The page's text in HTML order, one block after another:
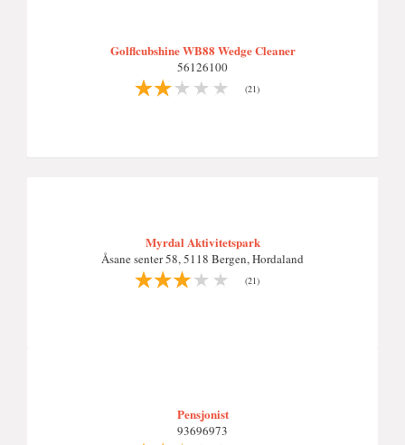
Golflcubshine WB88 Wedge Cleaner
56126100
(21)
Myrdal Aktivitetspark
Åsane senter 58, 5118 Bergen, Hordaland
(21)
Pensjonist
93696973